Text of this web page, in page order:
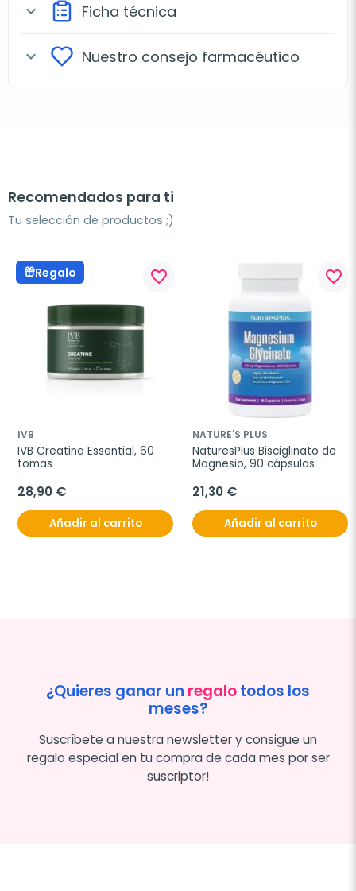
expand_more Ficha técnica
expand_more Nuestro consejo farmacéutico
Recomendados para ti
Tu selección de productos ;)
Regalo favorite_border
IVB
IVB Creatina Essential, 60
tomas
28,90 €
Añadir al carrito
favorite_border
NATURE'S PLUS
NaturesPlus Bisciglinato de
Magnesio, 90 cápsulas
21,30 €
Añadir al carrito
¿Quieres ganar un regalotodos los
meses?
Suscríbete a nuestra newsletter y consigue un
regalo especial en tu compra de cada mes por ser
suscriptor!